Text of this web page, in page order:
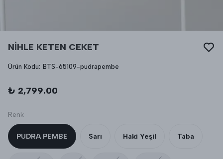
NİHLE KETEN CEKET
Ürün Kodu: BTS-65109-pudrapembe
₺ 2,799.00
Renk
PUDRA PEMBE Sarı Haki Yeşil Taba